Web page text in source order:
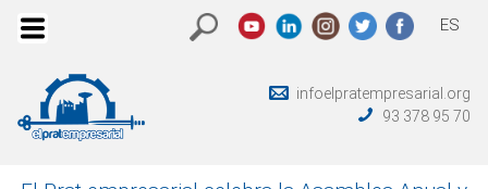
ES
infoelpratempresarial.org
93 378 95 70